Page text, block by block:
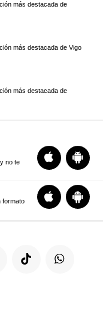
más destacada de
más destacada de Vigo
más destacada de
no te
formato